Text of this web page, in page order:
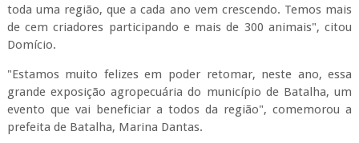
toda uma região, que a cada ano vem crescendo. Temos mais
de cem criadores participando e mais de 300 animais", citou
Domício.
"Estamos muito felizes em poder retomar, neste ano, essa
grande exposição agropecuária do município de Batalha, um
evento que vai beneficiar a todos da região", comemorou a
prefeita de Batalha, Marina Dantas.